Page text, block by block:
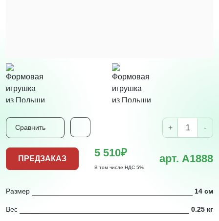
Сравнить + -
ПРЕДЗАКАЗ 5 510₽
В том числе НДС 5%
арт. A1888
Размер 14 см
Вес 0.25 кг